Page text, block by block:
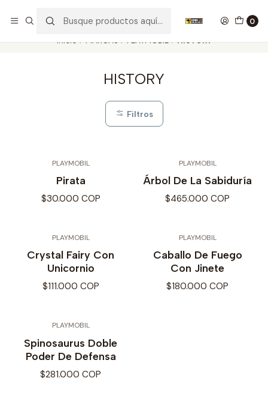
0
Inicio MARCAS PLAYMOBIL HISTORY
HISTORY
Filtros
PLAYMOBIL
Pirata
$30.000 COP
PLAYMOBIL
Árbol De La Sabiduría
$465.000 COP
PLAYMOBIL
Crystal Fairy Con
Unicornio
$111.000 COP
PLAYMOBIL
Caballo De Fuego
Con Jinete
$180.000 COP
PLAYMOBIL
Spinosaurus Doble
Poder De Defensa
$281.000 COP